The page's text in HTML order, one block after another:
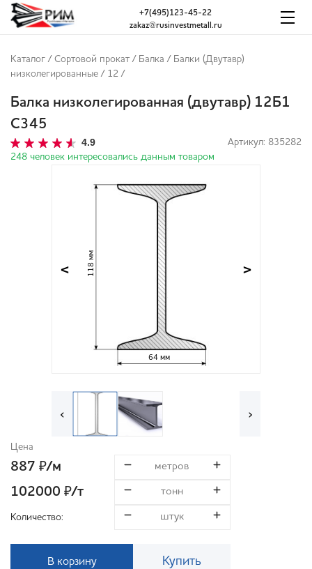
zakaz@rusinvestmetall.ru
+7(495)123-45-22
Каталог / Сортовой прокат / Балка / Балки (Двутавр)
низколегированные / 12 /
Балка низколегированная (двутавр) 12Б1
С345
4.9
Артикул: 835282
248 человек интересовались данным товаром
64 мм
118 мм
< >
‹ ›
Цена
887 ₽/м
102000 ₽/т
Количество:
В корзину Купить